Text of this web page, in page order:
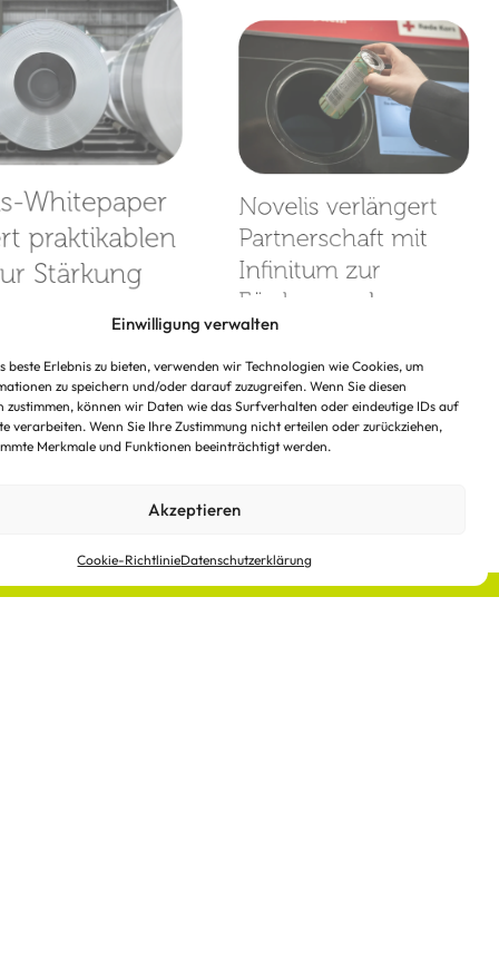
Einwilligung verwalten
beste Erlebnis zu bieten, verwenden wir Technologien wie Cookies, um
zu speichern und/oder darauf zuzugreifen. Wenn Sie diesen
zustimmen, können wir Daten wie das Surfverhalten oder eindeutige IDs auf
verarbeiten. Wenn Sie Ihre Zustimmung nicht erteilen oder zurückziehen,
Merkmale und Funktionen beeinträchtigt werden.
Akzeptieren
Cookie-RichtlinieDatenschutzerklärung
Whitepaper
praktikablen
Stärkung
Novelis verlängert
Partnerschaft mit
Infinitum zur
Förderung des
Aluminiumdosen-
Recyclings in
Norwegen